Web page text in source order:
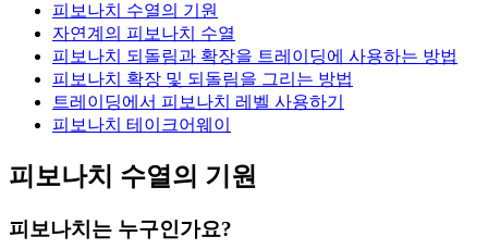
피보나치 수열의 기원
자연계의 피보나치 수열
피보나치 되돌림과 확장을 트레이딩에 사용하는 방법
피보나치 확장 및 되돌림을 그리는 방법
트레이딩에서 피보나치 레벨 사용하기
피보나치 테이크어웨이
피보나치 수열의 기원
피보나치는 누구인가요?